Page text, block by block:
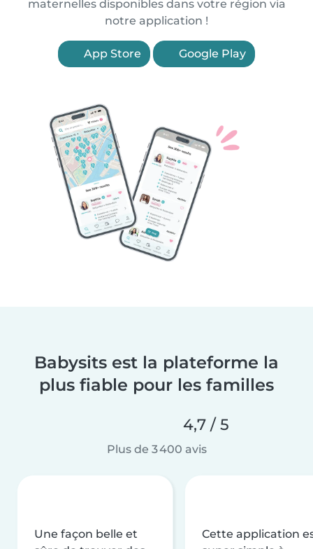
maternelles disponibles dans votre région via
notre application !
App Store Google Play
Babysits est la plateforme la
plus fiable pour les familles
4,7 / 5
Plus de 3 400 avis
Une façon belle et
Cette application